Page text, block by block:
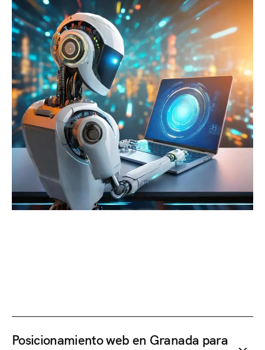
Posicionamiento web en Granada para